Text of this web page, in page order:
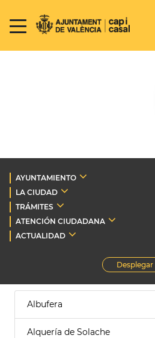
AYUNTAMIENTO
LA CIUDAD
TRÁMITES
ATENCIÓN CIUDADANA
ACTUALIDAD
Desplegar
Albufera
Alquería de Solache